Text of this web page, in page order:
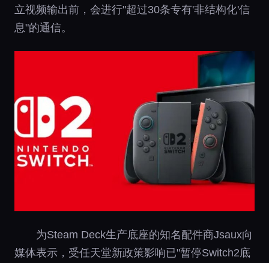
立视频输出前，会进行"超过30条专有'非结构化'信
息"的通信。
为Steam Deck生产底座的知名配件商Jsaux向
媒体表示，受任天堂新政策影响已"暂停Switch2底